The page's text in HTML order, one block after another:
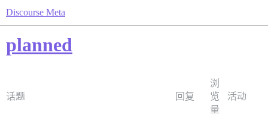
Discourse Meta
planned
话题 回复
浏
览
量
活动